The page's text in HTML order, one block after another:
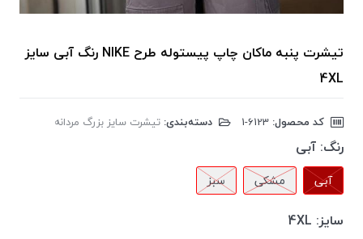
تیشرت پنبه ماکان چاپ پیستوله طرح NIKE رنگ آبی سایز
4XL
کد محصول: دسته‌بندی: تیشرت سایز بزرگ مردانه
رنگ: آبی
آبی مشکی سبز
سایز: 4XL